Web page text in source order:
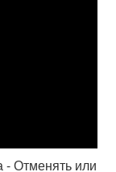
Отменять или